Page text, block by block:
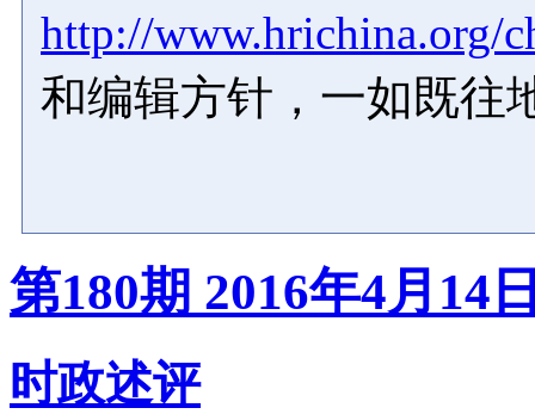
http://www.hrichina.org/
和编辑方针，一如既往
第180期 2016年4月14
时政述评